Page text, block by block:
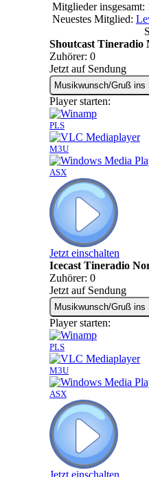
Mitglieder insgesamt:
Neuestes Mitglied:
Shoutcast Tineradio
Zuhörer: 0
Jetzt auf Sendung
Musikwunsch/Gruß ins
Player starten:
PLS
M3U
ASX
Jetzt einschalten
Icecast Tineradio
Zuhörer: 0
Jetzt auf Sendung
Musikwunsch/Gruß ins
Player starten:
PLS
M3U
ASX
Jetzt einschalten